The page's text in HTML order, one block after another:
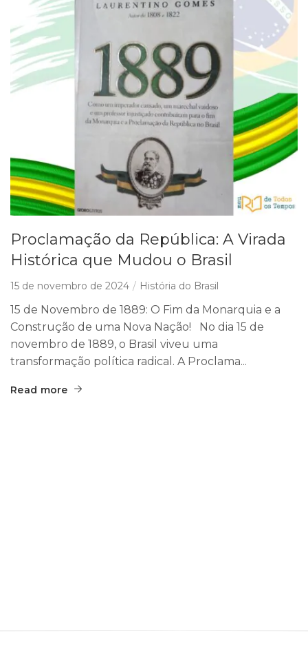
Proclamação da República: A Virada
Histórica que Mudou o Brasil
15 de novembro de 2024 História do Brasil
15 de Novembro de 1889: O Fim da Monarquia e a
Construção de uma Nova Nação! No dia 15 de
novembro de 1889, o Brasil viveu uma
transformação política radical. A Proclama...
Read more